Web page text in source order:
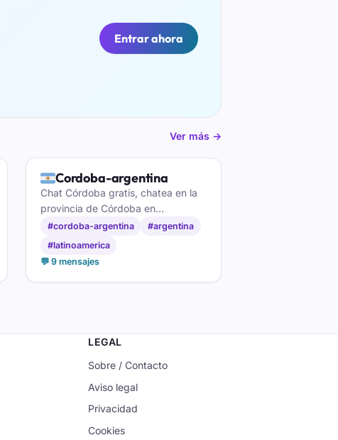
Entrar ahora
Ver más →
🇦🇷Cordoba-argentina
Chat Córdoba gratis, chatea en la
provincia de Córdoba en
Argentina.
#cordoba-argentina
#argentina
#latinoamerica
💬 9 mensajes
LEGAL
Sobre / Contacto
Aviso legal
Privacidad
Cookies